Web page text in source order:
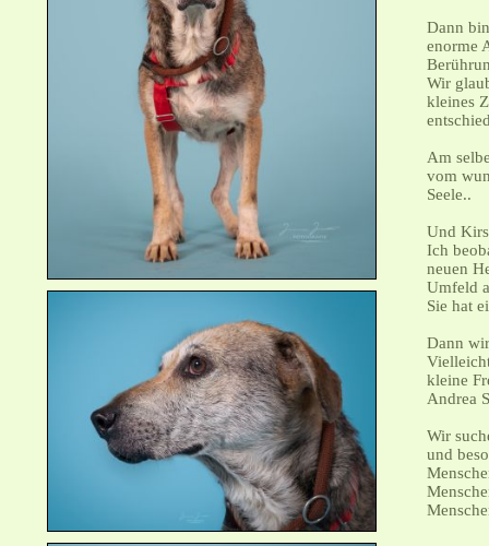
Dann
enorme
Wir
kleines
Am
vom
Seele..
Und
Ich
neuen
Umfeld
Sie hat
Dann
kleine
Andrea
Wir
und